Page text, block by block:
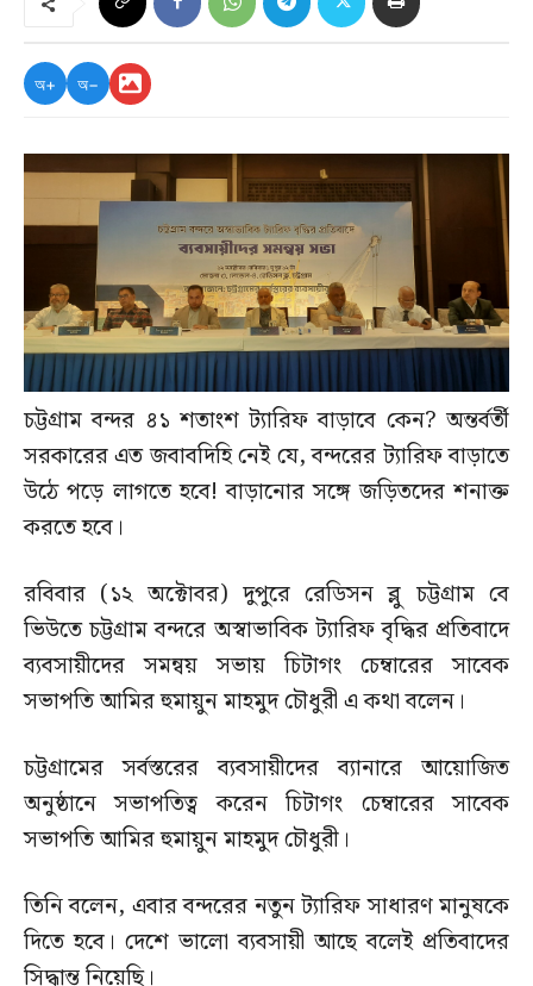
অ+ অ−
চট্টগ্রাম বন্দর ৪১ শতাংশ ট্যারিফ বাড়াবে কেন? অন্তর্বর্তী
সরকারের এত জবাবদিহি নেই যে, বন্দরের ট্যারিফ বাড়াতে
উঠে পড়ে লাগতে হবে! বাড়ানোর সঙ্গে জড়িতদের শনাক্ত
করতে হবে।
রবিবার (১২ অক্টোবর) দুপুরে রেডিসন ব্লু চট্টগ্রাম বে
ভিউতে চট্টগ্রাম বন্দরে অস্বাভাবিক ট্যারিফ বৃদ্ধির প্রতিবাদে
ব্যবসায়ীদের সমন্বয় সভায় চিটাগং চেম্বারের সাবেক
সভাপতি আমির হুমায়ুন মাহমুদ চৌধুরী এ কথা বলেন।
চট্টগ্রামের সর্বস্তরের ব্যবসায়ীদের ব্যানারে আয়োজিত
অনুষ্ঠানে সভাপতিত্ব করেন চিটাগং চেম্বারের সাবেক
সভাপতি আমির হুমায়ুন মাহমুদ চৌধুরী।
তিনি বলেন, এবার বন্দরের নতুন ট্যারিফ সাধারণ মানুষকে
দিতে হবে। দেশে ভালো ব্যবসায়ী আছে বলেই প্রতিবাদের
সিদ্ধান্ত নিয়েছি।